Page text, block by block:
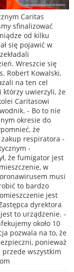
Caritas
sfinalizować
od kilku
się pojawić w
Wreszcie się
Robert Kowalski,
na ten cel
którzy uwierzyli, że
Caritasowi
- Bo to nie
okresie do
że
respiratora -
-
że fumigator jest
w
musi
to bardzo
jest
dyrektora
to urządzenie. -
około 10
pozwala na to, że
ponieważ
wszystkim